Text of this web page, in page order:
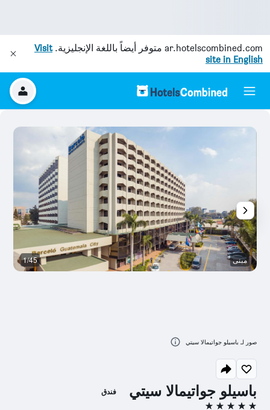
ar.hotelscombined.com متوفر أيضاً باللغة الإنجليزية.Visit
site in English
باسيلو جواتيمالا سيتي فندق
مبنى 1/45
صور لـ باسيلو جواتيمالا سيتي